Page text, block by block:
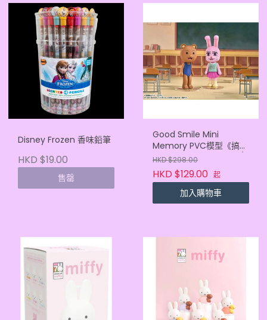
Disney Frozen 香味鉛筆
HKD $19.00
售罄
Good Smile Mini
Memory PVC模型《搞笑
漫畫日和 GO》(兔美子/
熊吉)
HKD $298.00
HKD $129.00 起
加入購物車